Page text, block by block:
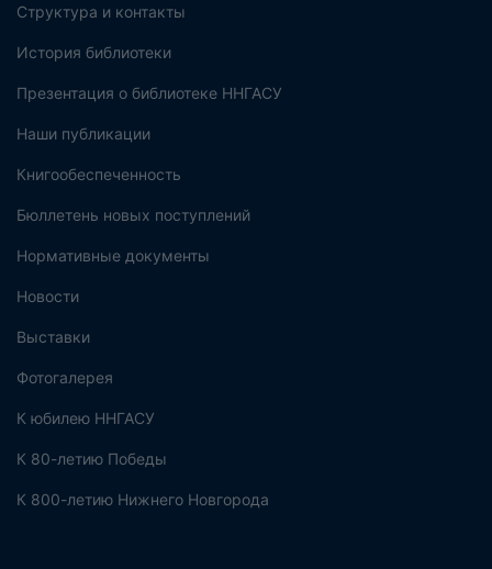
Структура и контакты
История библиотеки
Презентация о библиотеке ННГАСУ
Наши публикации
Книгообеспеченность
Бюллетень новых поступлений
Нормативные документы
Новости
Выставки
Фотогалерея
К юбилею ННГАСУ
К 80-летию Победы
К 800-летию Нижнего Новгорода